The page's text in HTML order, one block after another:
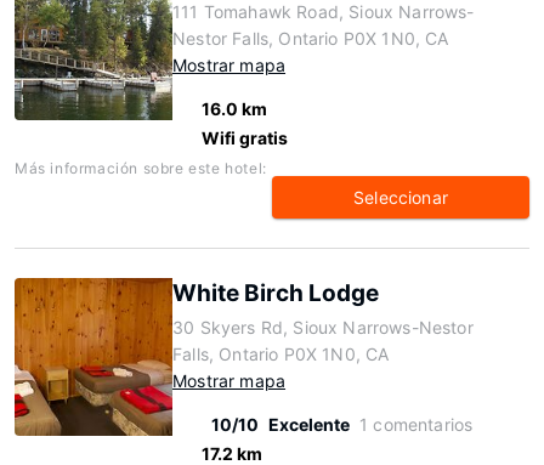
111 Tomahawk Road, Sioux Narrows-
Nestor Falls, Ontario P0X 1N0, CA
Mostrar mapa
16.0 km
Wifi gratis
Más información sobre este hotel:
Seleccionar
White Birch Lodge
30 Skyers Rd, Sioux Narrows-Nestor
Falls, Ontario P0X 1N0, CA
Mostrar mapa
10/10 Excelente 1 comentarios
17.2 km